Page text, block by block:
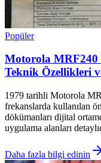
Popüler
Motorola MRF240
Teknik Özellikleri
1979 tarihli Motorola
frekanslarda kullanılan
dökümanları dijital
uygulama alanları
Daha fazla bilgi edinin